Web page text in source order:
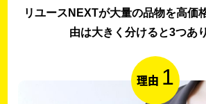
リユースNEXTが大量の品物を高価
由は大きく分けると3つあ
理由 1